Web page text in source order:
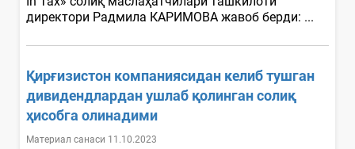
директори Радмила КАРИМОВА жавоб берди: ...
Қирғизистон компаниясидан келиб тушган
дивидендлардан ушлаб қолинган солиқ
ҳисобга олинадими
Материал санаси 11.10.2023